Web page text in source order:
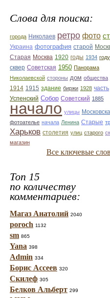
Слова для поиска:
города Николаев ретро фото
Украина фотография старой
Старая Москва 1920 годы 1934 году
сквер Советская 1950 Панорама
Николаевской стороны дом общества
1914 1915 здание биржи 1928 часть
Успенский Собор Советский 1885
начало улицы
фотоателье начала Ленина Старые
Харьков столетия улиц старого
магазин
Все ключевые
Топ 15
по количеству
комментариев:
Магаз Анатолий 2040
poroch 1132
sm 865
Yana 398
Admin 334
Борис Ассеев 320
Скилеф 305
Белков Альберт 299